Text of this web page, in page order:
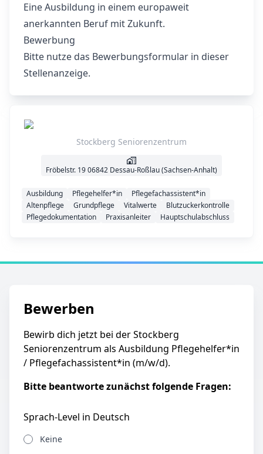
Eine Ausbildung in einem europaweit
anerkannten Beruf mit Zukunft.
Bewerbung
Bitte nutze das Bewerbungsformular in dieser
Stellenanzeige.
Stockberg Seniorenzentrum
Fröbelstr. 19 06842 Dessau-Roßlau (Sachsen-Anhalt)
Ausbildung Pflegehelfer*in
Pflegefachassistent*in
Altenpflege
Grundpflege Vitalwerte
Blutzuckerkontrolle
Pflegedokumentation
Praxisanleiter Hauptschulabschluss
Bewerben
Bewirb dich jetzt bei der Stockberg
Seniorenzentrum als Ausbildung Pflegehelfer*in
/ Pflegefachassistent*in (m/w/d).
Bitte beantworte zunächst folgende Fragen:
Sprach-Level in Deutsch
Keine